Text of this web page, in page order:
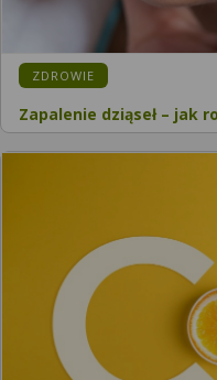
ZDROWIE
Zapalenie dziąseł – jak